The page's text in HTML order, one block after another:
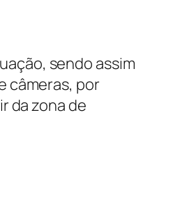
sendo assim
câmeras, por
da zona de